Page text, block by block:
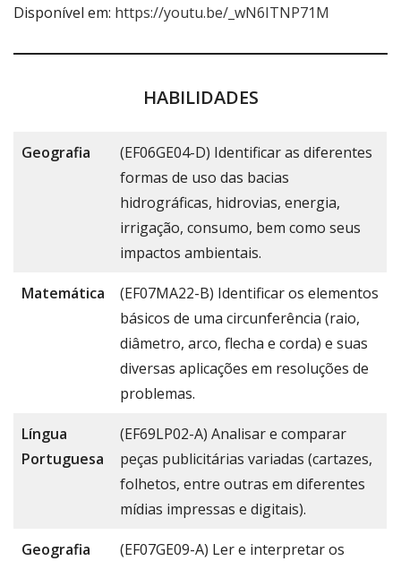
Disponível em: https://youtu.be/_wN6ITNP71M
HABILIDADES
Geografia
(EF06GE04-D) Identificar as diferentes
formas de uso das bacias
hidrográficas, hidrovias, energia,
irrigação, consumo, bem como seus
impactos ambientais.
Matemática
(EF07MA22-B) Identificar os elementos
básicos de uma circunferência (raio,
diâmetro, arco, flecha e corda) e suas
diversas aplicações em resoluções de
problemas.
Língua
Portuguesa
(EF69LP02-A) Analisar e comparar
peças publicitárias variadas (cartazes,
folhetos, entre outras em diferentes
mídias impressas e digitais).
Geografia
(EF07GE09-A) Ler e interpretar os